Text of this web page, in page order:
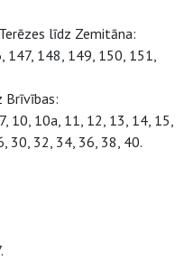
līdz Zemitāna:
147, 148, 149, 150, 151,
Brīvības:
10, 10a, 11, 12, 13, 14, 15,
30, 32, 34, 36, 38, 40.